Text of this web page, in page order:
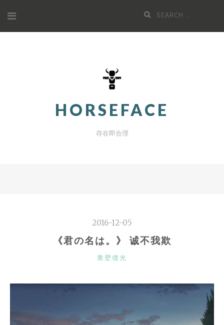
content
Search
HORSEFACE
存在即合理
2016-12-05
《君の名は。》 诚不我欺
CATEGORIES
凿壁借光